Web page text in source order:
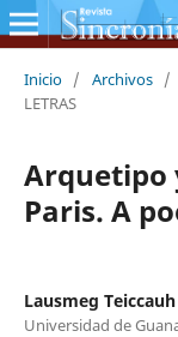
Inicio / Archivos /
LETRAS
Arquetipo
Paris. A
Lausmeg
Universidad de